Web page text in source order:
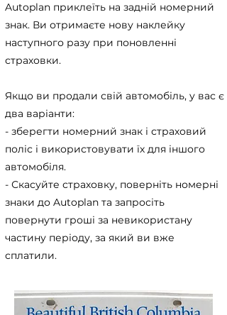
Autoplan приклеїть на задній номерний
знак. Ви отримаєте нову наклейку
наступного разу при поновленні
страховки.
Якщо ви продали свій автомобіль, у вас є
два варіанти:
- зберегти номерний знак і страховий
поліс і використовувати їх для іншого
автомобіля.
- Скасуйте страховку, поверніть номерні
знаки до Autoplan та запросіть
повернути гроші за невикористану
частину періоду, за який ви вже
сплатили.